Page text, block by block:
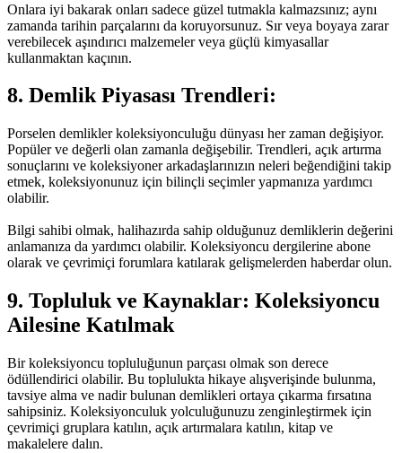
Onlara iyi bakarak onları sadece güzel tutmakla kalmazsınız; aynı
zamanda tarihin parçalarını da koruyorsunuz. Sır veya boyaya zarar
verebilecek aşındırıcı malzemeler veya güçlü kimyasallar
kullanmaktan kaçının.
8. Demlik Piyasası Trendleri:
Porselen demlikler koleksiyonculuğu dünyası her zaman değişiyor.
Popüler ve değerli olan zamanla değişebilir. Trendleri, açık artırma
sonuçlarını ve koleksiyoner arkadaşlarınızın neleri beğendiğini takip
etmek, koleksiyonunuz için bilinçli seçimler yapmanıza yardımcı
olabilir.
Bilgi sahibi olmak, halihazırda sahip olduğunuz demliklerin değerini
anlamanıza da yardımcı olabilir. Koleksiyoncu dergilerine abone
olarak ve çevrimiçi forumlara katılarak gelişmelerden haberdar olun.
9. Topluluk ve Kaynaklar: Koleksiyoncu
Ailesine Katılmak
Bir koleksiyoncu topluluğunun parçası olmak son derece
ödüllendirici olabilir. Bu toplulukta hikaye alışverişinde bulunma,
tavsiye alma ve nadir bulunan demlikleri ortaya çıkarma fırsatına
sahipsiniz. Koleksiyonculuk yolculuğunuzu zenginleştirmek için
çevrimiçi gruplara katılın, açık artırmalara katılın, kitap ve
makalelere dalın.